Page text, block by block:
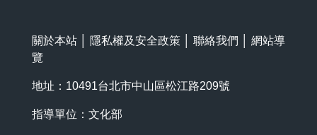
關於本站 隱私權及安全政策 聯絡我們
網站導
覽
地址：10491台北市中山區松江路209號
指導單位：文化部